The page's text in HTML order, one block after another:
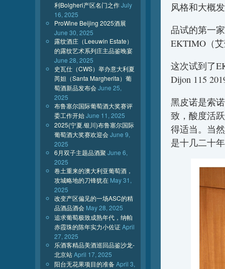
风格和大概
品试的第一
EKTIMO（
这次试到了
Dijon 115
黑皮诺是索
致，酸度活
得适当。当
是十几二十
利Bolgheri产区名门之作July
16, 2025
ProWine Beijing 2025酒展
June 30, 2025
露纹酒庄（Leeuwin Estate）
的露纹艺术系列庄主品鉴晚宴
June 28, 2025
史瓦仕（CWS）举办意大利夏
芮妲（Santa Margherita）葡
萄酒新品发布会June 25,
2025
布鲁塞尔国际葡萄酒大奖赛评
委工作开始June 11, 2025
2025(宁夏.银川)布鲁塞尔国际
葡萄酒大奖赛欢迎会June 9,
2025
6月双子主题品酒聚 June 6,
2025
卷土重来的澳大利亚葡萄酒，
攻城略地的刀锋犹在 May 31,
2025
改变产区偏见的一场ASC的精
品酒品酒会 May 28, 2025
追求葡萄极致成熟年代，纳帕
赤霞珠的陈年实力小佐证April
27, 2025
乐酒客精品美酒巡回品鉴沙龙-
北京站April 17, 2025
阳台无花果项目的准备April 3,